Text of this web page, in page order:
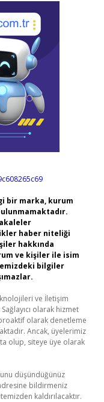
bir marka, kurum
haber niteliği
hakkında
ve kişiler ile isim
bilgiler
ve İletişim
olarak hizmet
olarak denetleme
Ancak, üyelerimiz
olup, siteye üye olarak
düşündüğünüz
bildirmeniz
kaldırılacaktır.